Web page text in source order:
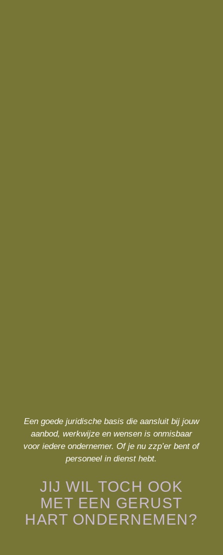
Een goede juridische basis die aansluit bij jouw
aanbod, werkwijze en wensen is onmisbaar
voor iedere ondernemer. Of je nu zzp’er bent of
personeel in dienst hebt.
JIJ WIL TOCH OOK
MET EEN GERUST
HART ONDERNEMEN?